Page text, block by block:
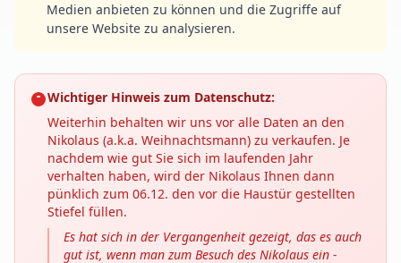
Medien anbieten zu können und die Zugriffe auf
unsere Website zu analysieren.
Wichtiger Hinweis zum Datenschutz:
Weiterhin behalten wir uns vor alle Daten an den
Nikolaus (a.k.a. Weihnachtsmann) zu verkaufen. Je
nachdem wie gut Sie sich im laufenden Jahr
verhalten haben, wird der Nikolaus Ihnen dann
pünklich zum 06.12. den vor die Haustür gestellten
Stiefel füllen.
Es hat sich in der Vergangenheit gezeigt, das es auch
gut ist, wenn man zum Besuch des Nikolaus ein -